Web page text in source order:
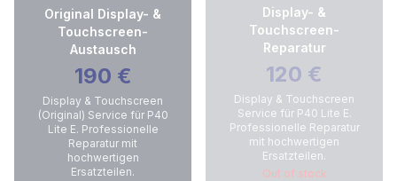
Original Display- &
Touchscreen-
Austausch
190 €
Display & Touchscreen
(Original) Service für P40
Lite E. Professionelle
Reparatur mit
hochwertigen
Ersatzteilen.
Display- &
Touchscreen-
Reparatur
120 €
Display & Touchscreen
Service für P40 Lite E.
Professionelle Reparatur
mit hochwertigen
Ersatzteilen.
Out of stock